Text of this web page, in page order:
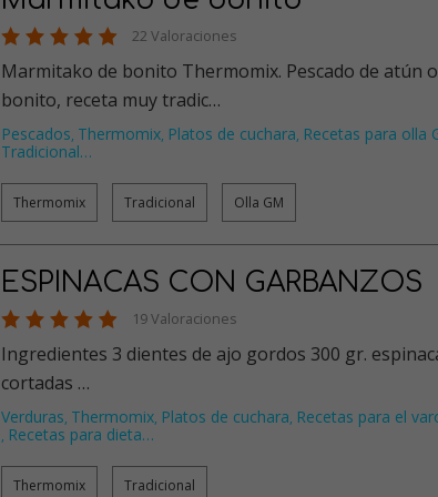
22 Valoraciones
Marmitako de bonito Thermomix. Pescado de atún o
bonito, receta muy tradic…
Pescados, Thermomix, Platos de cuchara, Recetas para olla
Tradicional…
Thermomix Tradicional Olla GM
ESPINACAS CON GARBANZOS
19 Valoraciones
Ingredientes 3 dientes de ajo gordos 300 gr. espinacas
cortadas …
Verduras, Thermomix, Platos de cuchara, Recetas para el
, Recetas para dieta…
Thermomix Tradicional